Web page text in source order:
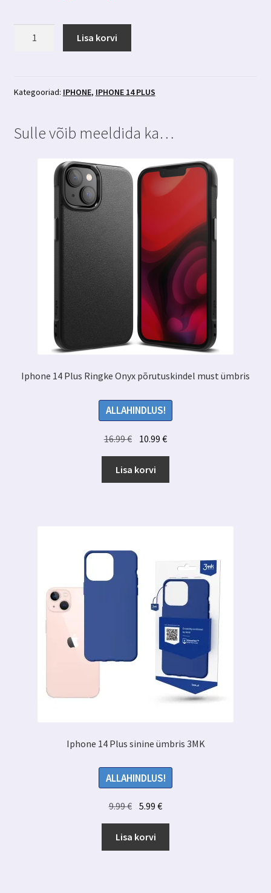
3MK
Lite
Lisa korvi
Kategooriad: IPHONE, IPHONE 14 PLUS
Sulle võib meeldida ka…
Iphone 14 Plus Ringke Onyx põrutuskindel must ümbris
ALLAHINDLUS!
16.99€ Algne
oli:
16.99 €.
10.99€Praegune
10.99 €.
Lisa korvi
Iphone 14 Plus sinine ümbris 3MK
ALLAHINDLUS!
9.99€ Algne
hind
oli:
9.99 €.
5.99€Praegune
hind
5.99 €.
Lisa korvi